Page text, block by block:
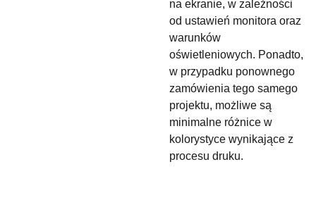
na ekranie, w zależności
od ustawień monitora oraz
warunków
oświetleniowych. Ponadto,
w przypadku ponownego
zamówienia tego samego
projektu, możliwe są
minimalne różnice w
kolorystyce wynikające z
procesu druku.